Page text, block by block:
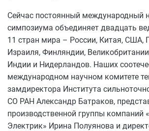
Сейчас постоянный международный
симпозиума объединяет двадцать
11 стран мира – России, Китая, США,
Израиля, Финляндии,
Индии и Нидерландов. Наших
международном научном комитете
замдиректора Института
СО РАН Александр Батраков,
производственной группы компаний
Электрик» Ирина Полуянова и